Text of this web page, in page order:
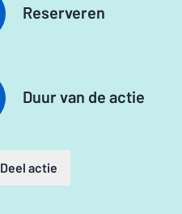
Reserveren
Duur van de actie
Deel actie